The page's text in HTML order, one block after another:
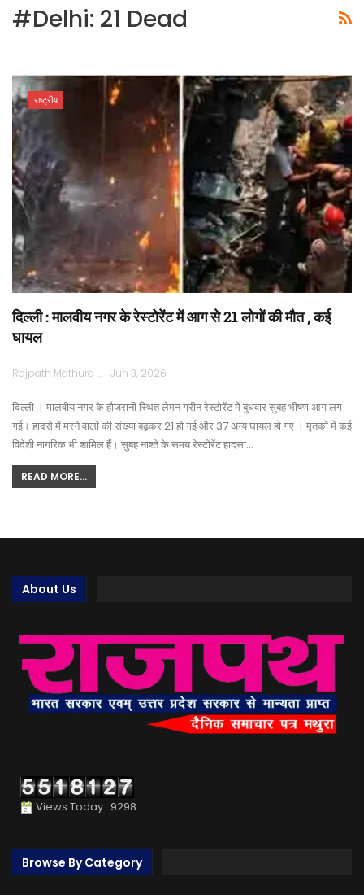
#Delhi: 21 Dead
राष्ट्रीय
दिल्ली : मालवीय नगर के रेस्टोरेंट में आग से 21 लोगों की मौत , कई
घायल
Rajpath Mathura Jun 3, 2026
दिल्ली । मालवीय नगर के हौजरानी स्थित लेमन ग्रीन रेस्टोरेंट में बुधवार सुबह भीषण आग लग
गई। हादसे में मरने वालों की संख्या बढ़कर 21 हो गई और 37 अन्य घायल हो गए । मृतकों में कई
विदेशी नागरिक भी शामिल हैं। सुबह नाश्ते के समय रेस्टोरेंट हादसा…
READ MORE...
About Us
Views Today : 9298
Browse By Category